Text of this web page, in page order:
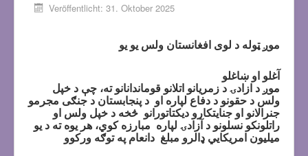
Veröffentlicht: 31. Oktober 2025
موږ ټوله د لوی افغانستان ولس یو یو
آغلو او ښاغلو
موږ د ازادۍ د زمريانو اتلانو قوماندانانو ته، چې د خپل
ولس د حقونو د دفاع لپاره او د پنجابستان د جنګی مجرمو
جنرالانو او جنایتکارو دیکتاتورانو څخه د خپل ولس او
راتلونکو نسلونو د آزادۍ لپاره مبارزه کوي، هر يوه ته د یو
میلیون امريکايي ډالرو مبلغ دانعام په توګه ورکوو